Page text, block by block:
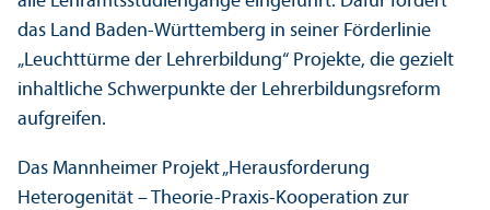
das Land Baden-Württemberg in seiner Förderlinie
„Leuchttürme der Lehr­erbildung“ Projekte, die gezielt
inhaltliche Schwerpunkte der Lehr­erbildungs­reform
aufgreifen.
Das Mannheimer Projekt „Herausforderung
Heterogenität – Theorie-Praxis-Kooperation zur